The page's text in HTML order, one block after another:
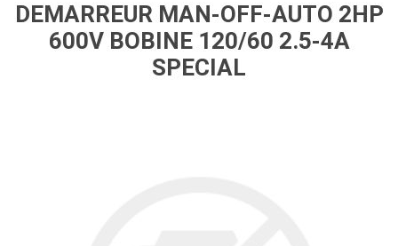
DEMARREUR MAN-OFF-AUTO 2HP
600V BOBINE 120/60 2.5-4A
SPECIAL